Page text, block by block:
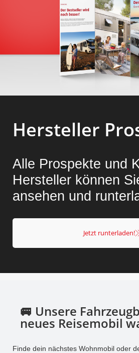
Hersteller
Alle Prospekte und
Hersteller können
ansehen und
Jetzt runterladen!
🚐 Unsere
neues Reisemobil
Finde dein nächstes Wohnmobil oder